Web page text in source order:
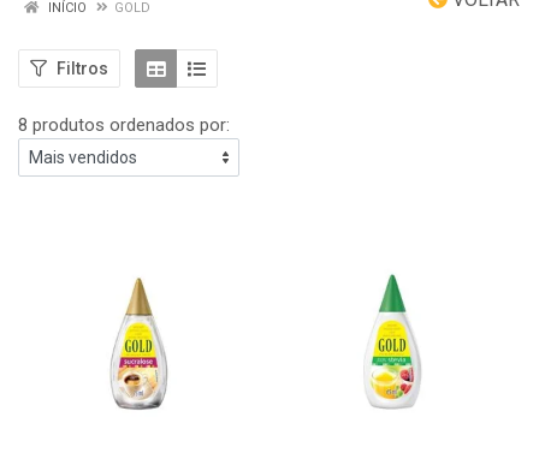
INÍCIO GOLD
Filtros
8 produtos ordenados por: